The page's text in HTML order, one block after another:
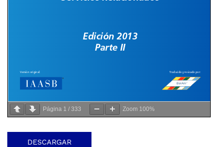
Página 1 / 333 Zoom 100%
DESCARGAR